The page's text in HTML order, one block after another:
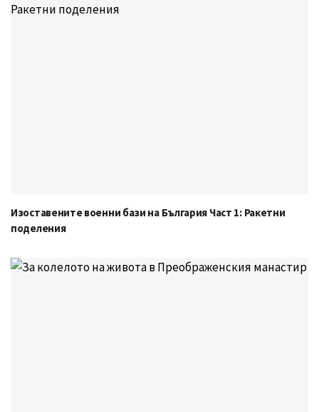
Изоставените военни бази на България Част 1: Ракетни
поделения